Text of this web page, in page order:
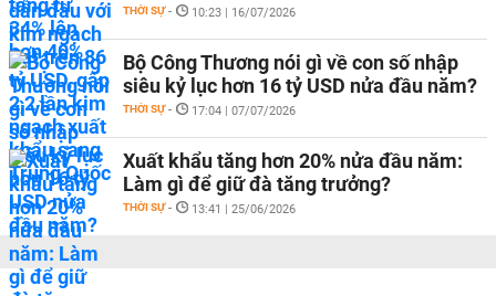
THỜI SỰ - 10:23 | 16/07/2026
Bộ Công Thương nói gì về con số nhập
siêu kỷ lục hơn 16 tỷ USD nửa đầu năm?
THỜI SỰ - 17:04 | 07/07/2026
Xuất khẩu tăng hơn 20% nửa đầu năm:
Làm gì để giữ đà tăng trưởng?
THỜI SỰ - 13:41 | 25/06/2026